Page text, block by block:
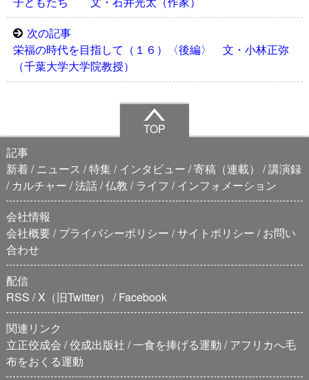
次の記事
栄福の時代を目指して（１６）〈後編〉 文・小林正弥
（千葉大学大学院教授）
TOP
記事
新着
ニュース 特集 インタビュー 寄稿（連載）
講演録
カルチャー 法話 仏教 ライフ
インフォメーション
会社情報
会社概要 プライバシーポリシー サイトポリシー
お問い
合わせ
配信
RSS X（旧Twitter）
Facebook
関連リンク
立正佼成会 佼成出版社 一食を捧げる運動
アフリカへ毛
布をおくる運動